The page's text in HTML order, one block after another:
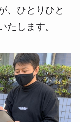
、ひとりひと
たします。